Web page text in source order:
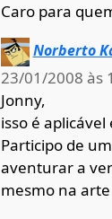
Caro para
Norberto
23/01/2008 às
Jonny,
isso é
Participo de
aventurar a
mesmo na